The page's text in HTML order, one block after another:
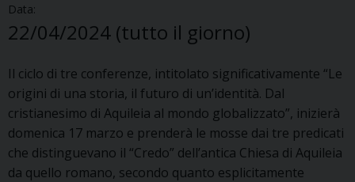
Data:
22/04/2024 (tutto il giorno)
Il ciclo di tre conferenze, intitolato significativamente “Le
origini di una storia, il futuro di un’identità. Dal
cristianesimo di Aquileia al mondo globalizzato”, inizierà
domenica 17 marzo e prenderà le mosse dai tre predicati
che distinguevano il “Credo” dell’antica Chiesa di Aquileia
da quello romano, secondo quanto esplicitamente